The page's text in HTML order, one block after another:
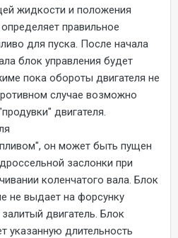
жидкости и положения
правильное
для пуска. После начала
блок управления будет
пока обороты двигателя не
случае возможно
двигателя.
он может быть пущен
заслонки при
коленчатого вала. Блок
не выдает на форсунку
двигатель. Блок
указанную длительность